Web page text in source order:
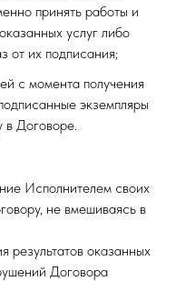
принять работы и
услуг либо
от их подписания;
с момента получения
экземпляры
в Договоре.
Исполнителем своих
не вмешиваясь в
результатов оказанных
Договора